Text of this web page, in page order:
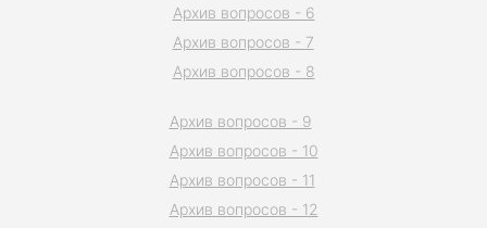
Архив вопросов - 6
Архив вопросов - 7
Архив вопросов - 8
Архив вопросов - 9
Архив вопросов - 10
Архив вопросов - 11
Архив вопросов - 12